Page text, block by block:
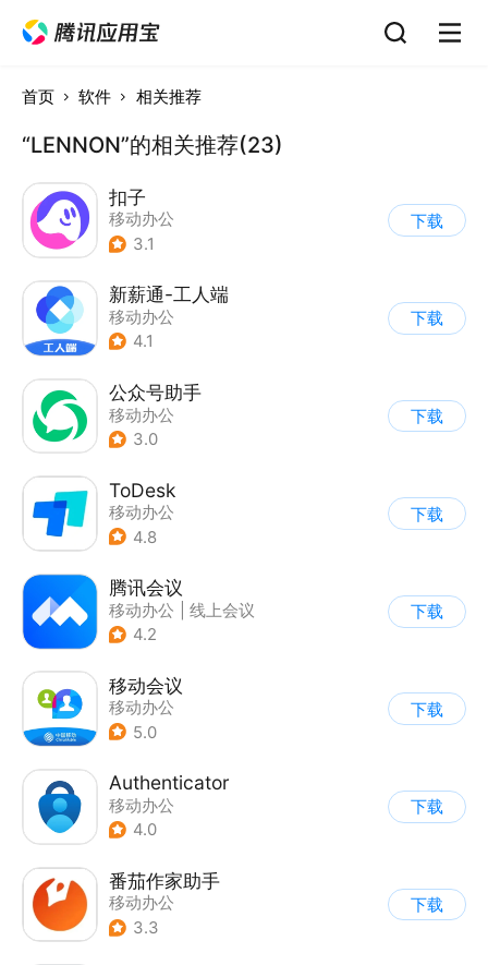
首页 软件 相关推荐
“LENNON”的相关推荐(23)
扣子
移动办公
3.1
下载
新薪通-工人端
移动办公
4.1
下载
公众号助手
移动办公
3.0
下载
ToDesk
移动办公
4.8
下载
腾讯会议
移动办公
线上会议
4.2
下载
移动会议
移动办公
5.0
下载
Authenticator
移动办公
4.0
下载
番茄作家助手
移动办公
3.3
下载